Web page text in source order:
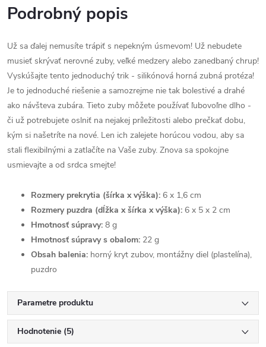
Podrobný popis
Už sa ďalej nemusíte trápiť s nepekným úsmevom! Už nebudete
musieť skrývať nerovné zuby, veľké medzery alebo zanedbaný chrup!
Vyskúšajte tento jednoduchý trik - silikónová horná zubná protéza!
Je to jednoduché riešenie a samozrejme nie tak bolestivé a drahé
ako návšteva zubára. Tieto zuby môžete používať ľubovoľne dlho -
či už potrebujete oslniť na nejakej príležitosti alebo prečkať dobu,
kým si našetríte na nové. Len ich zalejete horúcou vodou, aby sa
stali flexibilnými a zatlačíte na Vaše zuby. Znova sa spokojne
usmievajte a od srdca smejte!
Rozmery prekrytia (šírka x výška): 6 x 1,6 cm
Rozmery puzdra (dĺžka x šírka x výška): 6 x 5 x 2 cm
Hmotnosť súpravy: 8 g
Hmotnosť súpravy s obalom: 22 g
Obsah balenia: horný kryt zubov, montážny diel (plastelína),
puzdro
Parametre produktu
Hodnotenie (5)